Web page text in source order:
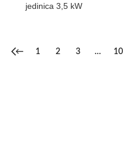
jedinica 3,5 kW
← 1 2 3 … 10